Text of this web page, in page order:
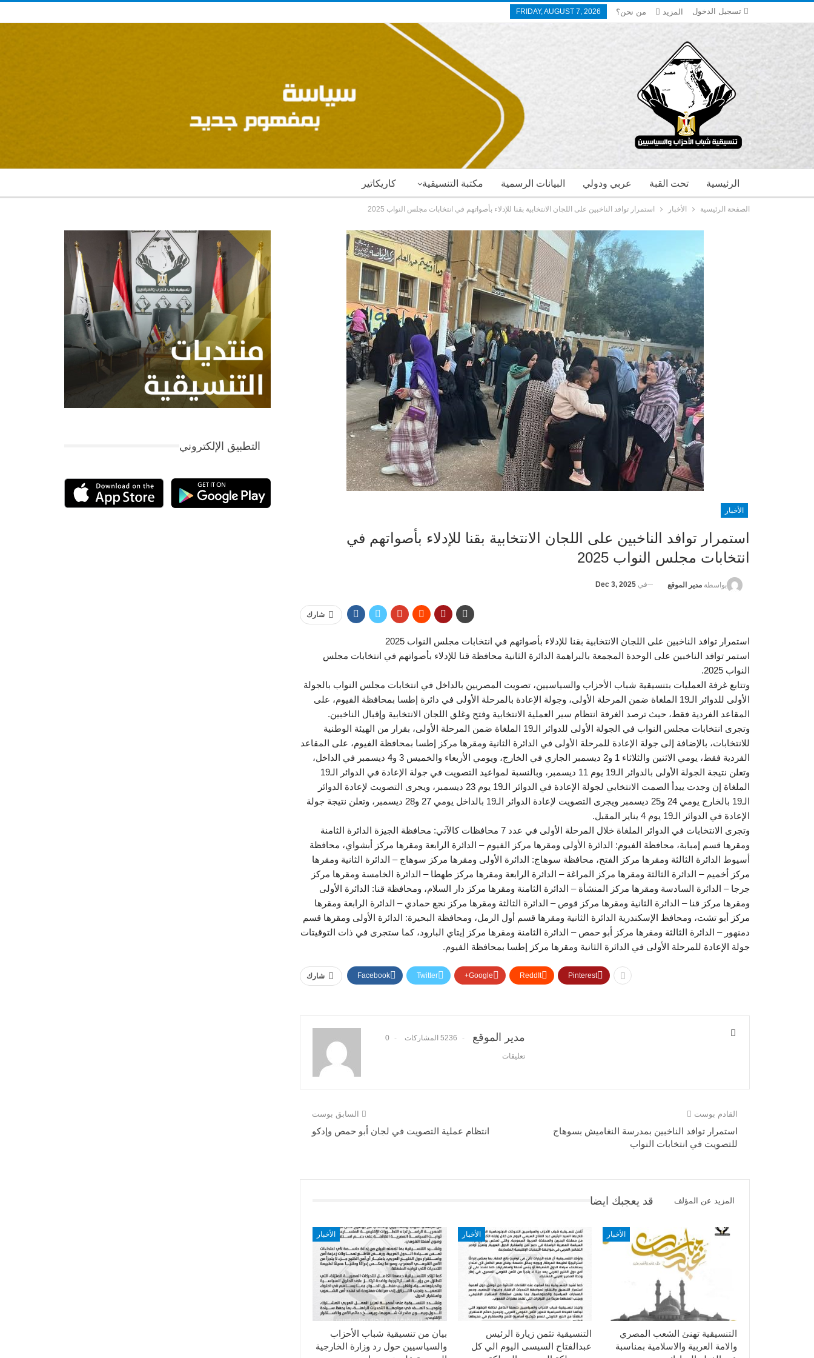
تسجيل الدخول FRIDAY, AUGUST 7, 2026 من نحن؟ المزيد
كاريكاتير مكتبة التنسيقية البيانات الرسمية عربي ودولي تحت القبة الرئيسية
الصفحة الرئيسية الأخبار استمرار توافد الناخبين على اللجان الانتخابية بقنا للإدلاء بأصواتهم في انتخابات مجلس النواب 2025
الأخبار
استمرار توافد الناخبين على اللجان الانتخابية بقنا للإدلاء بأصواتهم في
انتخابات مجلس النواب 2025
بواسطة مدير الموقع في Dec 3, 2025
شارك
استمرار توافد الناخبين على اللجان الانتخابية بقنا للإدلاء بأصواتهم في انتخابات مجلس النواب 2025
استمر توافد الناخبين على الوحدة المجمعة بالبراهمة الدائرة الثانية محافظة قنا للإدلاء بأصواتهم في انتخابات مجلس
النواب 2025.
وتتابع غرفة العمليات بتنسيقية شباب الأحزاب والسياسيين، تصويت المصريين بالداخل في انتخابات مجلس النواب بالجولة
الأولى للدوائر الـ19 الملغاة ضمن المرحلة الأولى، وجولة الإعادة بالمرحلة الأولى في دائرة إطسا بمحافظة الفيوم، على
المقاعد الفردية فقط، حيث ترصد الغرفة انتظام سير العملية الانتخابية وفتح وغلق اللجان الانتخابية وإقبال الناخبين.
وتجرى انتخابات مجلس النواب في الجولة الأولى للدوائر الـ19 الملغاة ضمن المرحلة الأولى، بقرار من الهيئة الوطنية
للانتخابات، بالإضافة إلى جولة الإعادة للمرحلة الأولى في الدائرة الثانية ومقرها مركز إطسا بمحافظة الفيوم، على المقاعد
الفردية فقط، يومي الاثنين والثلاثاء 1 و2 ديسمبر الجاري في الخارج، ويومي الأربعاء والخميس 3 و4 ديسمبر في الداخل،
وتعلن نتيجة الجولة الأولى بالدوائر الـ19 يوم 11 ديسمبر، وبالنسبة لمواعيد التصويت في جولة الإعادة في الدوائر الـ19
الملغاة إن وجدت يبدأ الصمت الانتخابي لجولة الإعادة في الدوائر الـ19 يوم 23 ديسمبر، ويجرى التصويت لإعادة الدوائر
الـ19 بالخارج يومي 24 و25 ديسمبر ويجرى التصويت لإعادة الدوائر الـ19 بالداخل يومي 27 و28 ديسمبر، وتعلن نتيجة جولة
الإعادة في الدوائر الـ19 يوم 4 يناير المقبل.
وتجرى الانتخابات في الدوائر الملغاة خلال المرحلة الأولى في عدد 7 محافظات كالآتي: محافظة الجيزة الدائرة الثامنة
ومقرها قسم إمبابة، محافظة الفيوم: الدائرة الأولى ومقرها مركز الفيوم – الدائرة الرابعة ومقرها مركز أبشواي، محافظة
أسيوط الدائرة الثالثة ومقرها مركز الفتح، محافظة سوهاج: الدائرة الأولى ومقرها مركز سوهاج – الدائرة الثانية ومقرها
مركز أخميم – الدائرة الثالثة ومقرها مركز المراغة – الدائرة الرابعة ومقرها مركز طهطا – الدائرة الخامسة ومقرها مركز
جرجا – الدائرة السادسة ومقرها مركز المنشأة – الدائرة الثامنة ومقرها مركز دار السلام، ومحافظة قنا: الدائرة الأولى
ومقرها مركز قنا – الدائرة الثانية ومقرها مركز قوص – الدائرة الثالثة ومقرها مركز نجع حمادي – الدائرة الرابعة ومقرها
مركز أبو تشت، ومحافظ الإسكندرية الدائرة الثانية ومقرها قسم أول الرمل، ومحافظة البحيرة: الدائرة الأولى ومقرها قسم
دمنهور – الدائرة الثالثة ومقرها مركز أبو حمص – الدائرة الثامنة ومقرها مركز إيتاي البارود، كما ستجرى في ذات التوقيتات
جولة الإعادة للمرحلة الأولى في الدائرة الثانية ومقرها مركز إطسا بمحافظة الفيوم.
شارك Facebook Twitter Google+ ReddIt Pinterest
مدير الموقع 5236 المشاركات 0
تعليقات
السابق بوست
انتظام عملية التصويت في لجان أبو حمص وإدكو
القادم بوست
استمرار توافد الناخبين بمدرسة النغاميش بسوهاج
للتصويت في انتخابات النواب
قد يعجبك ايضا المزيد عن المؤلف
الأخبار
بيان من تنسيقية شباب الأحزاب
والسياسيين حول رد وزارة الخارجية
الأخبار
التنسيقية تثمن زيارة الرئيس
عبدالفتاح السيسى اليوم الي كل
الأخبار
التنسيقية تهنئ الشعب المصري
والامة العربية والاسلامية بمناسبة
التطبيق الإلكتروني